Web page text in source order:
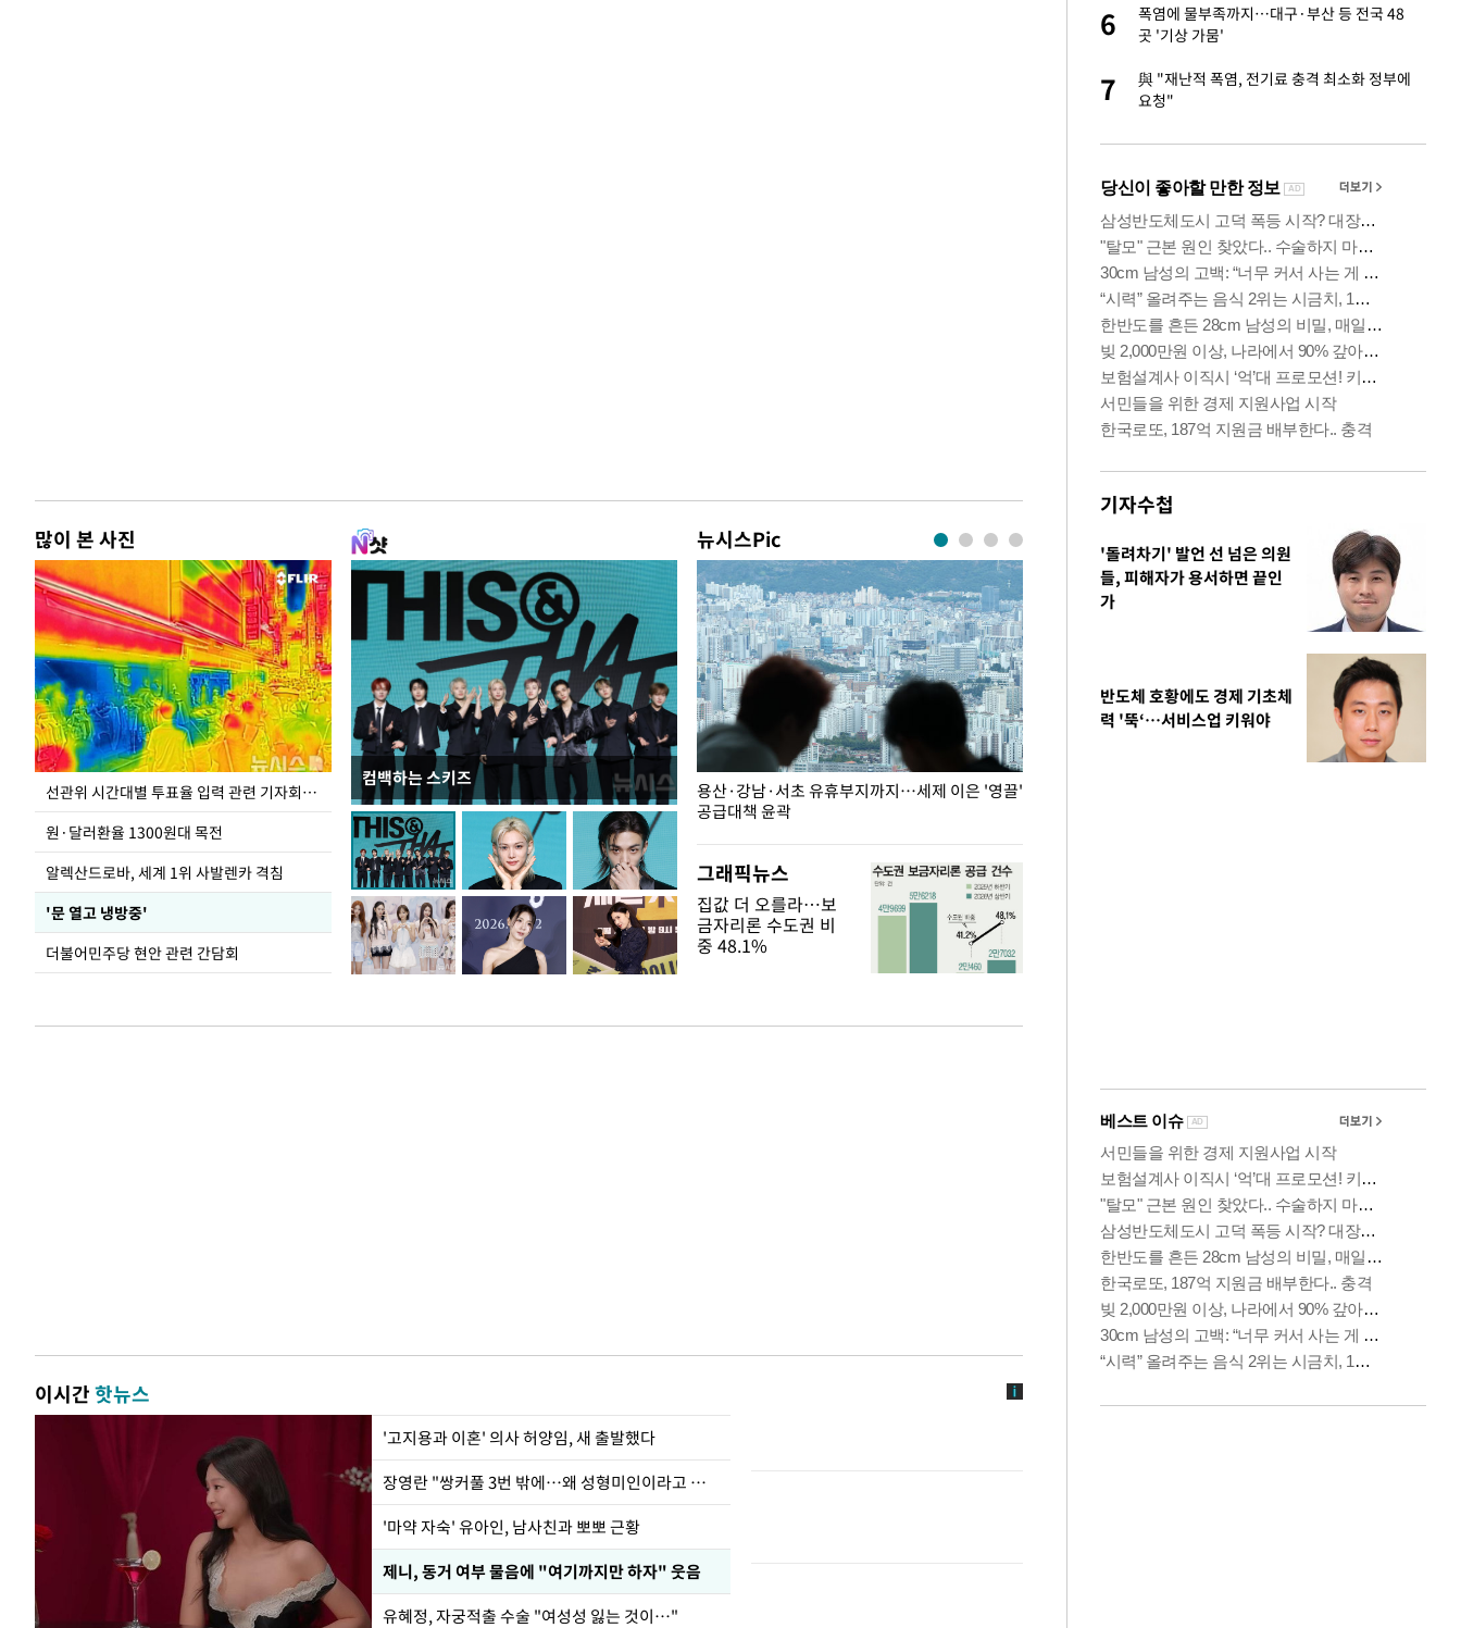
많이 본 사진
선관위 시간대별 투표율 입력 관련 기자회견하는 주진우 의원
원·달러환율 1300원대 목전
알렉산드로바, 세계 1위 사발렌카 격침
'문 열고 냉방중'
더불어민주당 현안 관련 간담회
컴백하는 스키즈
뉴시스Pic
주유소 기름값 12주째 하락, L당 1천800원대
용산·강남·서초 유휴부지까지…세제 이은 '영끌'
공급대책 윤곽
그래픽뉴스
집값 더 오를라…보
금자리론 수도권 비
중 48.1%
이시간핫뉴스
'고지용과 이혼' 의사 허양임, 새 출발했다
장영란 "쌍커풀 3번 밖에…왜 성형미인이라고 하냐"
'마약 자숙' 유아인, 남사친과 뽀뽀 근황
제니, 동거 여부 물음에 "여기까지만 하자" 웃음
유혜정, 자궁적출 수술 "여성성 잃는 것이…"
6
폭염에 물부족까지…대구·부산 등 전국 48
곳 '기상 가뭄'
7
與 "재난적 폭염, 전기료 충격 최소화 정부에
요청"
기자수첩
'돌려차기' 발언 선 넘은 의원
들, 피해자가 용서하면 끝인
가
반도체 호황에도 경제 기초체
력 '뚝‘…서비스업 키워야